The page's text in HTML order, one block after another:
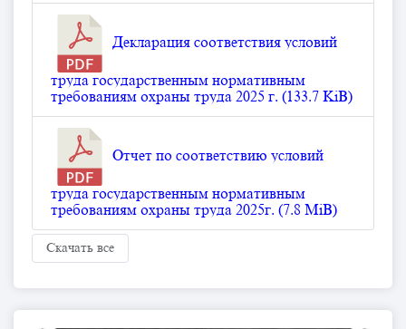
Декларация соответствия условий
труда государственным нормативным
требованиям охраны труда 2025 г. (133.7 KiB)
Отчет по соответствию условий
труда государственным нормативным
требованиям охраны труда 2025г. (7.8 MiB)
Скачать все